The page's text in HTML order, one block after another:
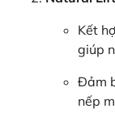
Kết
giúp
Đảm
nếp